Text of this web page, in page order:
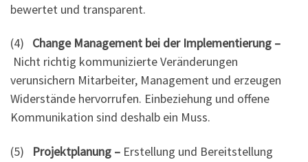
bewertet und transparent.
(4) Change Management bei der Implementierung –
Nicht richtig kommunizierte Veränderungen
verunsichern Mitarbeiter, Management und erzeugen
Widerstände hervorrufen. Einbeziehung und offene
Kommunikation sind deshalb ein Muss.
(5) Projektplanung – Erstellung und Bereitstellung